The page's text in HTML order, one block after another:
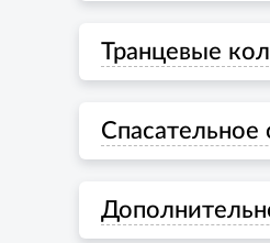
Транцевые
Спасательное